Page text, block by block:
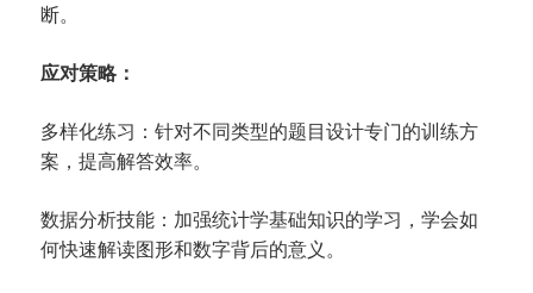
断。
应对策略：
多样化练习：针对不同类型的题目设计专门的训练方
案，提高解答效率。
数据分析技能：加强统计学基础知识的学习，学会如
何快速解读图形和数字背后的意义。